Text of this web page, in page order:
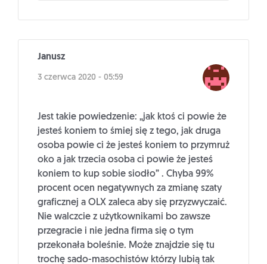
Janusz
3 czerwca 2020 - 05:59
Jest takie powiedzenie: „jak ktoś ci powie że
jesteś koniem to śmiej się z tego, jak druga
osoba powie ci że jesteś koniem to przymruż
oko a jak trzecia osoba ci powie że jesteś
koniem to kup sobie siodło” . Chyba 99%
procent ocen negatywnych za zmianę szaty
graficznej a OLX zaleca aby się przyzwyczaić.
Nie walczcie z użytkownikami bo zawsze
przegracie i nie jedna firma się o tym
przekonała boleśnie. Może znajdzie się tu
trochę sado-masochistów którzy lubią tak